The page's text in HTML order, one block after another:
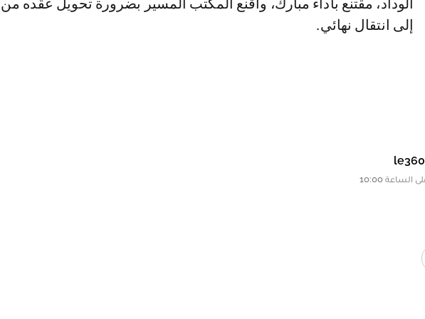
الوداد، مقتنع بأداء مبارك، وأقنع المكتب المسير بضرورة تحويل عقده من
إلى انتقال نهائي.
le360